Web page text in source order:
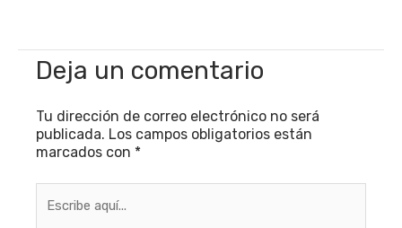
Deja un comentario
Tu dirección de correo electrónico no será
publicada. Los campos obligatorios están
marcados con *
aquí...